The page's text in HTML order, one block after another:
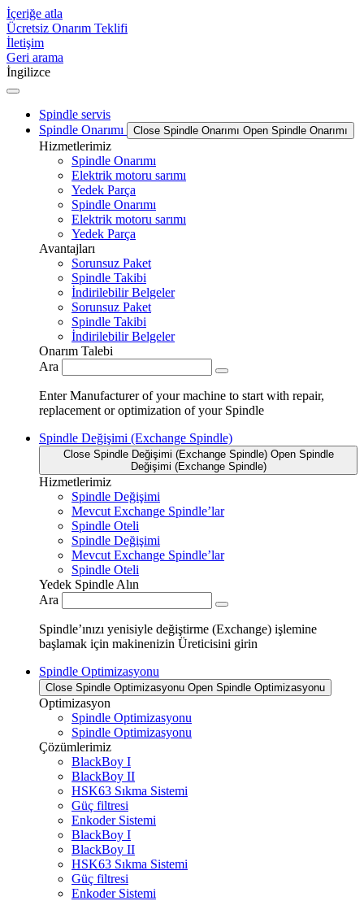
İçeriğe atla
Ücretsiz Onarım Teklifi
İletişim
Geri arama
İngilizce
Spindle servis
Spindle Onarımı
Close Spindle Onarımı Open Spindle Onarımı
Hizmetlerimiz
Spindle Onarımı
Elektrik motoru sarımı
Yedek Parça
Spindle Onarımı
Elektrik motoru sarımı
Yedek Parça
Avantajları
Sorunsuz Paket
Spindle Takibi
İndirilebilir Belgeler
Sorunsuz Paket
Spindle Takibi
İndirilebilir Belgeler
Onarım Talebi
Ara
Enter Manufacturer of your machine to start with repair,
replacement or optimization of your Spindle
Spindle Değişimi (Exchange Spindle)
Close Spindle Değişimi (Exchange Spindle) Open Spindle
Değişimi (Exchange Spindle)
Hizmetlerimiz
Spindle Değişimi
Mevcut Exchange Spindle’lar
Spindle Oteli
Spindle Değişimi
Mevcut Exchange Spindle’lar
Spindle Oteli
Yedek Spindle Alın
Ara
Spindle’ınızı yenisiyle değiştirme (Exchange) işlemine
başlamak için makinenizin Üreticisini girin
Spindle Optimizasyonu
Close Spindle Optimizasyonu Open Spindle Optimizasyonu
Optimizasyon
Spindle Optimizasyonu
Spindle Optimizasyonu
Çözümlerimiz
BlackBoy I
BlackBoy II
HSK63 Sıkma Sistemi
Güç filtresi
Enkoder Sistemi
BlackBoy I
BlackBoy II
HSK63 Sıkma Sistemi
Güç filtresi
Enkoder Sistemi